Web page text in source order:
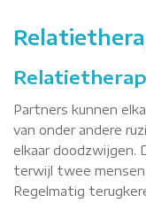
Partners kunnen
van onder andere
elkaar doodzwijgen.
terwijl twee mensen
Regelmatig